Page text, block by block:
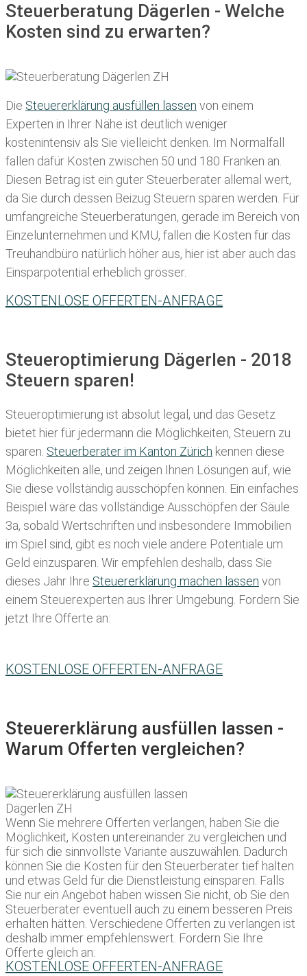
Steuerberatung Dägerlen - Welche
Kosten sind zu erwarten?
Die Steuererklärung ausfüllen lassen von einem
Experten in Ihrer Nähe ist deutlich weniger
kostenintensiv als Sie vielleicht denken. Im Normalfall
fallen dafür Kosten zwischen 50 und 180 Franken an.
Diesen Betrag ist ein guter Steuerberater allemal wert,
da Sie durch dessen Beizug Steuern sparen werden. Für
umfangreiche Steuerberatungen, gerade im Bereich von
Einzelunternehmen und KMU, fallen die Kosten für das
Treuhandbüro natürlich höher aus, hier ist aber auch das
Einsparpotential erheblich grösser.
KOSTENLOSE OFFERTEN-ANFRAGE
Steueroptimierung Dägerlen - 2018
Steuern sparen!
Steueroptimierung ist absolut legal, und das Gesetz
bietet hier für jedermann die Möglichkeiten, Steuern zu
sparen. Steuerberater im K anton Zürich kennen diese
Möglichkeiten alle, und zeigen Ihnen Lösungen auf, wie
Sie diese vollständig ausschöpfen können. Ein einfaches
Beispiel wäre das vollständige Ausschöpfen der Säule
3a, sobald Wertschriften und insbesondere Immobilien
im Spiel sind, gibt es noch viele andere Potentiale um
Geld einzusparen. Wir empfehlen deshalb, dass Sie
dieses Jahr Ihre Steuererklärung machen lassen von
einem Steuerexperten aus Ihrer Umgebung. Fordern Sie
jetzt Ihre Offerte an:
KOSTENLOSE OFFERTEN-ANFRAGE
Steuererklärung ausfüllen lassen -
Warum Offerten vergleichen?
Wenn Sie mehrere Offerten verlangen, haben Sie die
Möglichkeit, Kosten untereinander zu vergleichen und
für sich die sinnvollste Variante auszuwählen. Dadurch
können Sie die Kosten für den Steuerberater tief halten
und etwas Geld für die Dienstleistung einsparen. Falls
Sie nur ein Angebot haben wissen Sie nicht, ob Sie den
Steuerberater eventuell auch zu einem besseren Preis
erhalten hätten. Verschiedene Offerten zu verlangen ist
deshalb immer empfehlenswert. Fordern Sie Ihre
Offerte gleich an:
KOSTENLOSE OFFERTEN-ANFRAGE